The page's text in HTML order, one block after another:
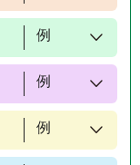
例
例
例